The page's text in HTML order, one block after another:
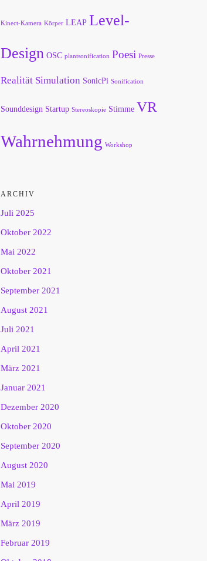
Kinect-Kamera Körper LEAP Level-
Design OSC plantsonification Poesi Presse
Realität Simulation SonicPi Sonification
Sounddesign Startup Stereoskopie Stimme VR
Wahrnehmung Workshop
ARCHIV
Juli 2025
Oktober 2022
Mai 2022
Oktober 2021
September 2021
August 2021
Juli 2021
April 2021
März 2021
Januar 2021
Dezember 2020
Oktober 2020
September 2020
August 2020
Mai 2019
April 2019
März 2019
Februar 2019